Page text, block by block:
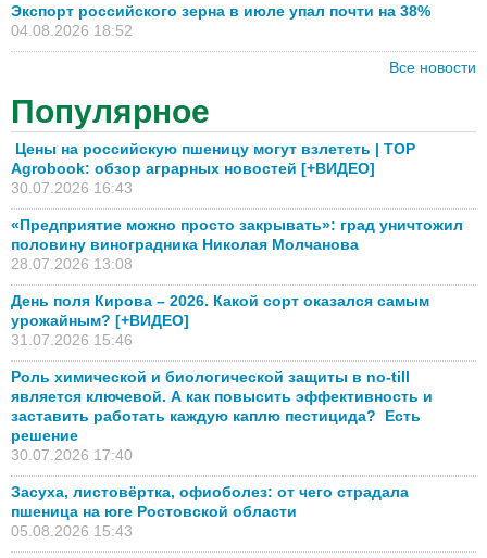
Экспорт российского зерна в июле упал почти на 38%
04.08.2026 18:52
Все новости
Популярное
Цены на российскую пшеницу могут взлететь | TOP
Agrobook: обзор аграрных новостей [+ВИДЕО]
30.07.2026 16:43
«Предприятие можно просто закрывать»: град уничтожил
половину виноградника Николая Молчанова
28.07.2026 13:08
День поля Кирова – 2026. Какой сорт оказался самым
урожайным? [+ВИДЕО]
31.07.2026 15:46
Роль химической и биологической защиты в no-till
является ключевой. А как повысить эффективность и
заставить работать каждую каплю пестицида? Есть
решение
30.07.2026 17:40
Засуха, листовёртка, офиоболез: от чего страдала
пшеница на юге Ростовской области
05.08.2026 15:43